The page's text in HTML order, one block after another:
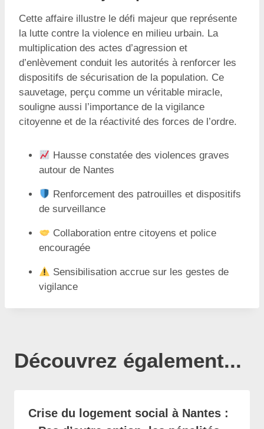
Cette affaire illustre le défi majeur que représente
la lutte contre la violence en milieu urbain. La
multiplication des actes d’agression et
d’enlèvement conduit les autorités à renforcer les
dispositifs de sécurisation de la population. Ce
sauvetage, perçu comme un véritable miracle,
souligne aussi l’importance de la vigilance
citoyenne et de la réactivité des forces de l’ordre.
Hausse constatée des violences graves
autour de Nantes
Renforcement des patrouilles et dispositifs
de surveillance
Collaboration entre citoyens et police
encouragée
Sensibilisation accrue sur les gestes de
vigilance
Découvrez également...
Crise du logement social à Nantes :